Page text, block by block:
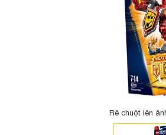
Rê chuột lên